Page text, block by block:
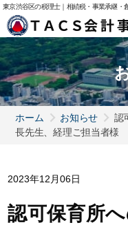
東京渋谷区の税理士｜相続税・事業承継・
ホーム お知らせ
認
長先生、経理ご担当者様
2023年12月06日
認可保育所